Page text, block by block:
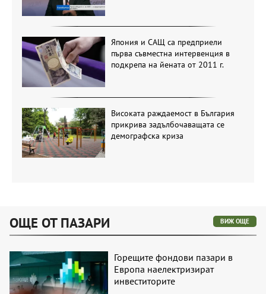
Япония и САЩ са предприели
първа съвместна интервенция в
подкрепа на йената от 2011 г.
Високата раждаемост в България
прикрива задълбочаващата се
демографска криза
ОЩЕ ОТ ПАЗАРИ ВИЖ ОЩЕ
Горещите фондови пазари в
Европа наелектризират
инвеститорите